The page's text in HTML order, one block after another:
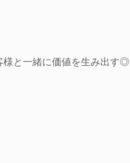
様と一緒に価値を生み出す◎